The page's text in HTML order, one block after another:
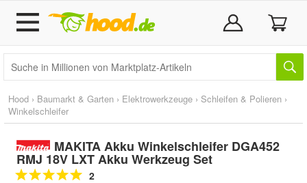
Hood › Baumarkt & Garten › Elektrowerkzeuge › Schleifen & Polieren ›
Winkelschleifer
MAKITA Akku Winkelschleifer DGA452
RMJ 18V LXT Akku Werkzeug Set
2